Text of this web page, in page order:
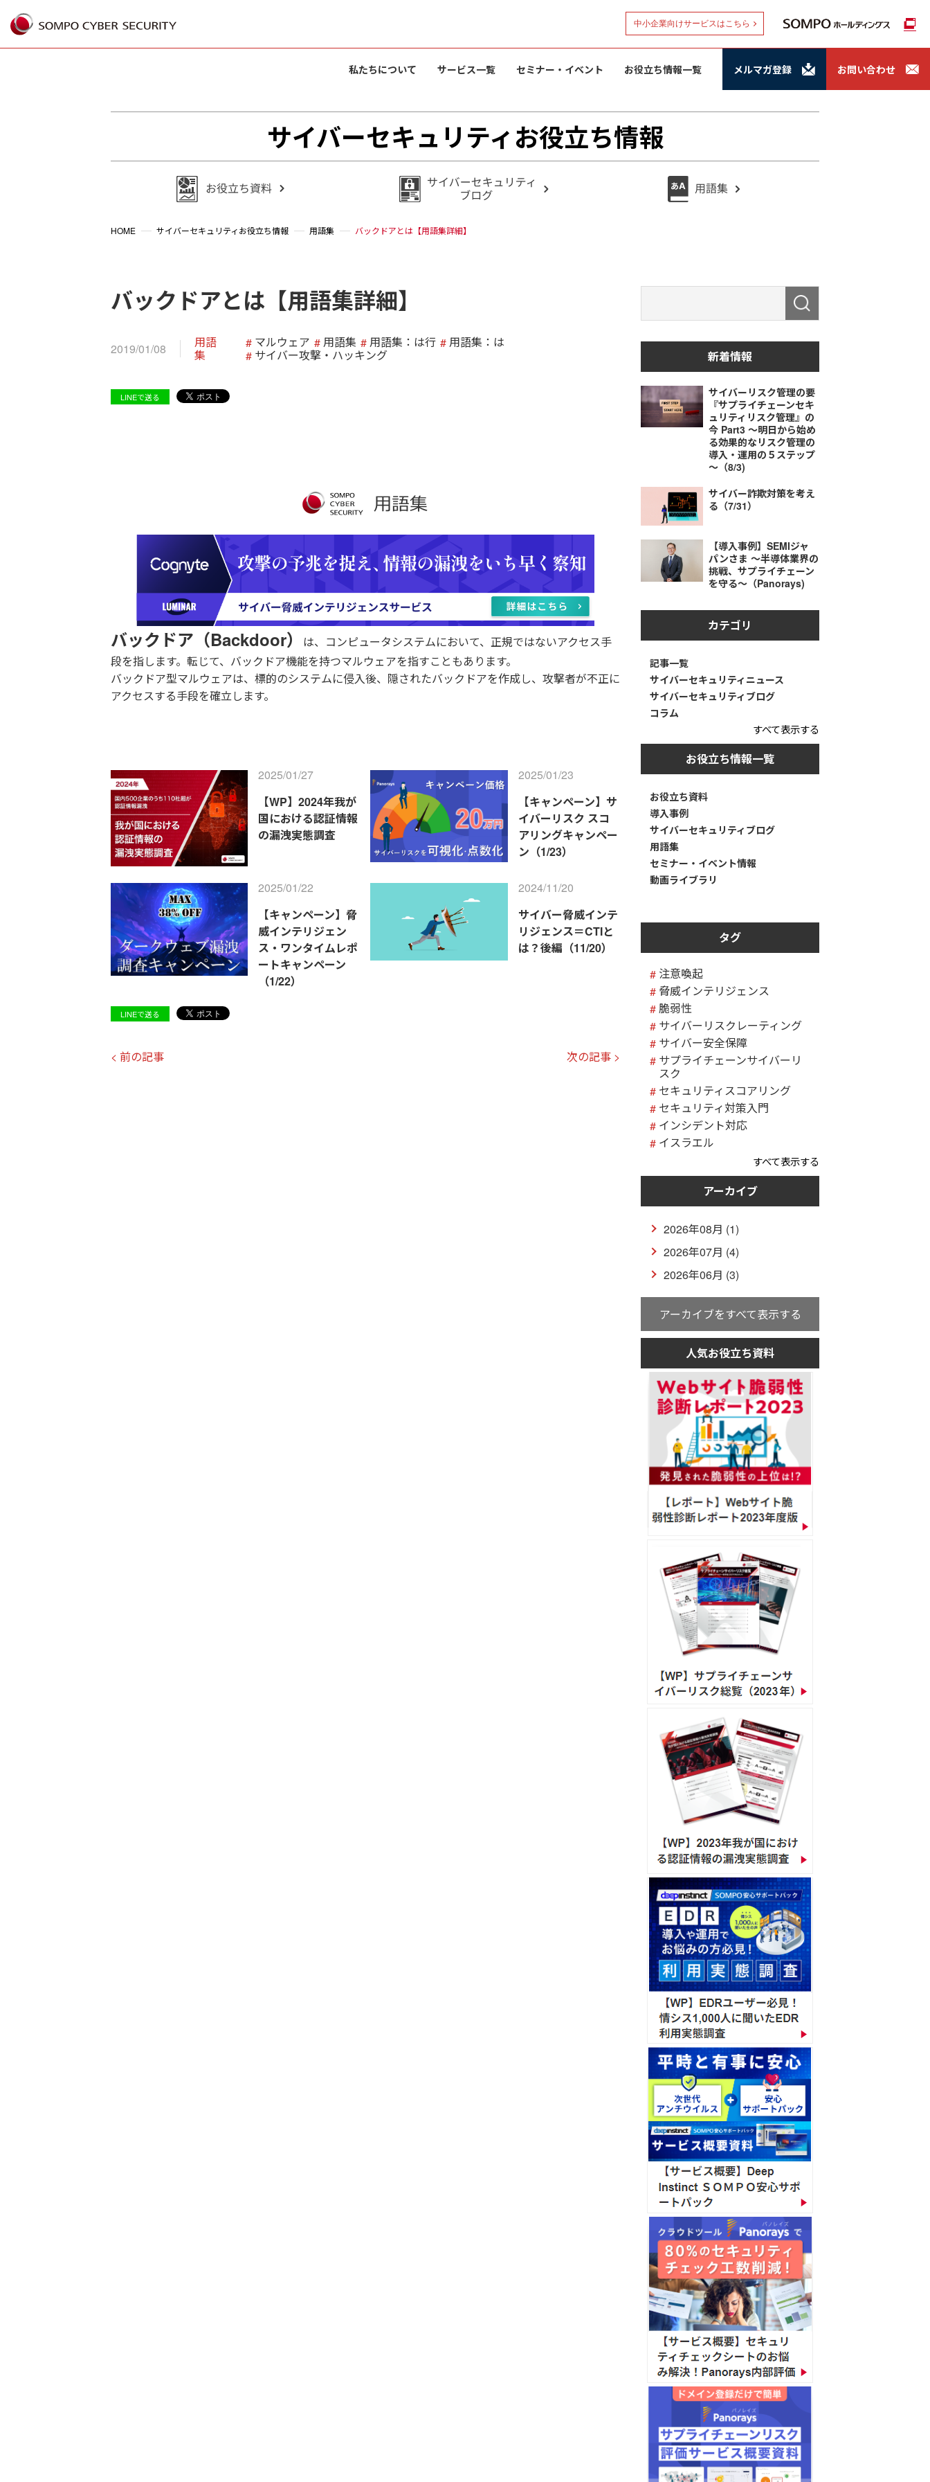
中小企業向けサービスはこちら
私たちについて サービス一覧 セミナー・イベント お役立ち情報一覧 メルマガ登録 お問い合わせ
サイバーセキュリティお役立ち情報
HOME サイバーセキュリティお役立ち情報 用語集 バックドアとは【用語集詳細】
バックドアとは【用語集詳細】
2019/01/08
用語
集
マルウェア 用語集 用語集：は行
用語集：は
サイバー攻撃・ハッキング
LINEで送る
バックドア（Backdoor）
は、コンピュータシステムにおいて、正規ではないアクセス手
段を指します。転じて、バックドア機能を持つマルウェアを指すこともあります。
バックドア型マルウェアは、標的のシステムに侵入後、隠されたバックドアを作成し、攻撃者が不正に
アクセスする手段を確立します。
2025/01/27
【WP】2024年我が
国における認証情報
の漏洩実態調査
2025/01/23
【キャンペーン】サ
イバーリスク スコ
アリングキャンペー
ン（1/23）
2025/01/22
【キャンペーン】脅
威インテリジェン
ス・ワンタイムレポ
ートキャンペーン
（1/22）
2024/11/20
サイバー脅威インテ
リジェンス＝CTIと
は？後編（11/20）
LINEで送る
< 前の記事 次の記事 >
新着情報
サイバーリスク管理の要
『サプライチェーンセキ
ュリティリスク管理』の
今 Part3 ～明日から始め
る効果的なリスク管理の
導入・運用の５ステップ
～（8/3)
サイバー詐欺対策を考え
る（7/31）
【導入事例】SEMIジャ
パンさま ～半導体業界の
挑戦、サプライチェーン
を守る～（Panorays)
カテゴリ
記事一覧
サイバーセキュリティニュース
サイバーセキュリティブログ
コラム
すべて表示する
お役立ち情報一覧
お役立ち資料
導入事例
サイバーセキュリティブログ
用語集
セミナー・イベント情報
動画ライブラリ
タグ
注意喚起
脅威インテリジェンス
脆弱性
サイバーリスクレーティング
サイバー安全保障
サプライチェーンサイバーリ
スク
セキュリティスコアリング
セキュリティ対策入門
インシデント対応
イスラエル
すべて表示する
アーカイブ
2026年08月 (1)
2026年07月 (4)
2026年06月 (3)
アーカイブをすべて表示する
人気お役立ち資料